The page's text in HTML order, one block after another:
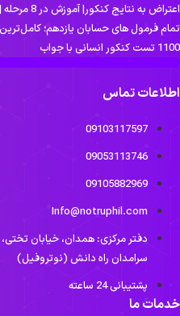
به نتایج کنکور| آموزش در 8 مرحله | آیا تاثیر داره؟
فرمول های حسابان یازدهم؛ کامل‌ترین
انسانی با جواب
تماس
09103117597
09053113746
09105882969
Info@notruphil.com
دفتر مرکزی: همدان، خیابان
سرامدان راه دانش (نوتروفیل)
پشتیبانی 24 ساعته
ما